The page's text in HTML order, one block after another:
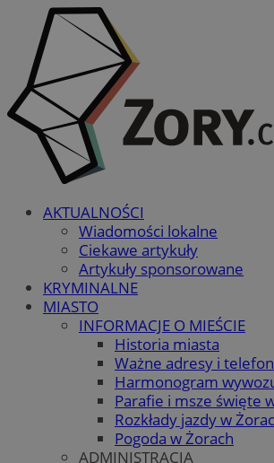
AKTUALNOŚCI
Wiadomości lokalne
Ciekawe artykuły
Artykuły sponsorowane
KRYMINALNE
MIASTO
INFORMACJE O MIEŚCIE
Historia miasta
Ważne adresy i
Harmonogram
Parafie i msze święte
Rozkłady jazdy w
Pogoda w Żorach
ADMINISTRACJA